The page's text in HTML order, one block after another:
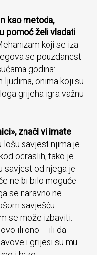
kao metoda,
pomoć želi vladati
koji se iza
se pouzdanost
godina:
onima koji su
grijeha igra važnu
znači vi imate
savjest njima je
odraslih, tako je
savjest od njega je
ne bi bilo moguće
se naravno ne
savješću.
se može izbaviti.
ili ono – ili da
i grijesi su mu